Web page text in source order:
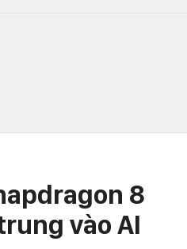
8
vào AI